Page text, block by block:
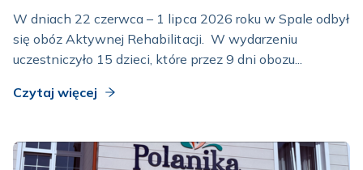
W dniach 22 czerwca – 1 lipca 2026 roku w Spale odbył
się obóz Aktywnej Rehabilitacji. W wydarzeniu
uczestniczyło 15 dzieci, które przez 9 dni obozu...
Czytaj więcej